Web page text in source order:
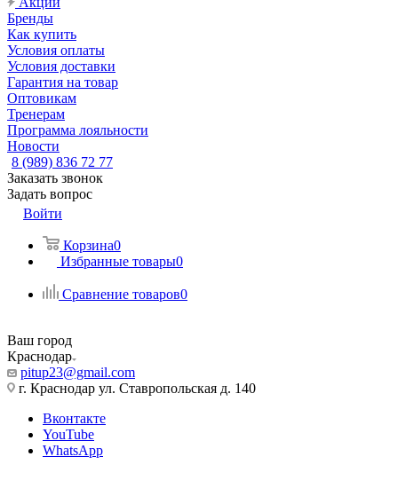
Бренды
Как купить
Условия оплаты
Условия доставки
Гарантия на товар
Оптовикам
Тренерам
Программа лояльности
Новости
8 (989) 836 72 77
Заказать звонок
Задать вопрос
Войти
Корзина0
Избранные товары0
Сравнение товаров0
Ваш город
Краснодар
pitup23@gmail.com
г. Краснодар ул. Ставропольская д. 140
Вконтакте
YouTube
WhatsApp